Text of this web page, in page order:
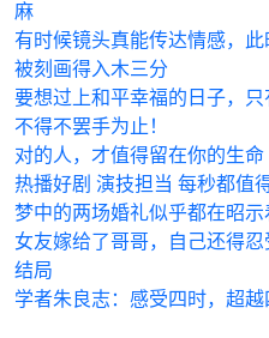
麻
有时候镜头真能传达情感，
被刻画得入木三分
要想过上和平幸福的日子，
不得不罢手为止！
对的人，才值得留在你的生命
热播好剧 演技担当 每秒都值
梦中的两场婚礼似乎都在昭示
女友嫁给了哥哥，自己还得
结局
学者朱良志：感受四时，超